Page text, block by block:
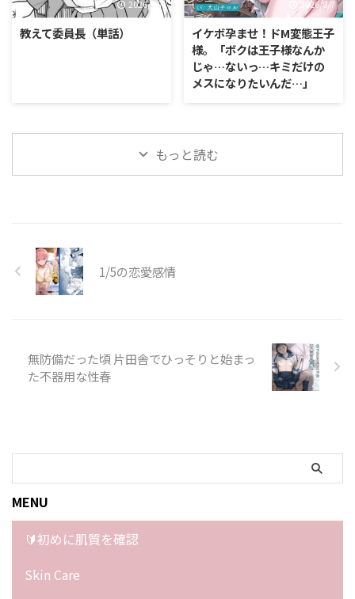
2026/8/7
教えて委員長（単話）
2026/8/7
イケボ孕ませ！ドM変態王子
様。「ボクは王子様なんか
じゃ…ないっ…キミだけの
メスになりたいんだ…」
もっと読む
1/5の恋愛感情
無防備だった頃 片田舎でひっそりと始まっ
た不器用な性春
MENU
🔰初めに肌質を確認
Skin Care